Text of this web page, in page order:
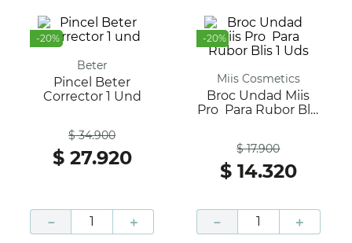
-20%
Beter
Pincel Beter
Corrector 1 Und
$ 34.900
$ 27.920
＋
－
-20%
Miis Cosmetics
Broc Undad Miis
Pro Para Rubor Blis
$ 17.900
$ 14.320
＋
－